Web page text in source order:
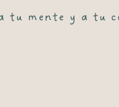
tu mente y a tu